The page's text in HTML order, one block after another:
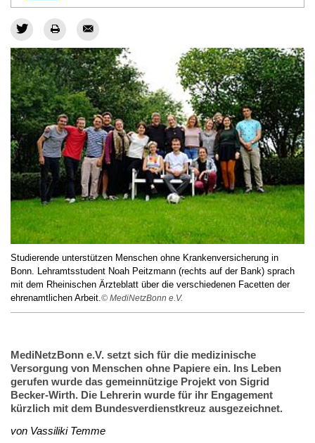
Studierende unterstützen Menschen ohne Krankenversicherung in
Bonn. Lehramtsstudent Noah Peitzmann (rechts auf der Bank) sprach
mit dem Rheinischen Ärzteblatt über die verschiedenen Facetten der
ehrenamtlichen Arbeit.© MediNetzBonn e.V.
MediNetzBonn e.V. setzt sich für die medizinische
Versorgung von Menschen ohne Papiere ein. Ins Leben
gerufen wurde das gemeinnützige Projekt von Sigrid
Becker-Wirth. Die Lehrerin wurde für ihr Engagement
kürzlich mit dem Bundesverdienstkreuz ausgezeichnet.
von Vassiliki Temme